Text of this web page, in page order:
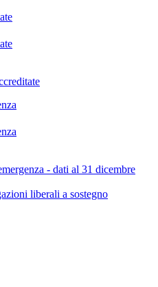
- dati al 31 dicembre
liberali a sostegno